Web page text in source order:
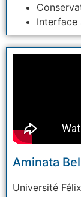
Interface
Aminata
Université